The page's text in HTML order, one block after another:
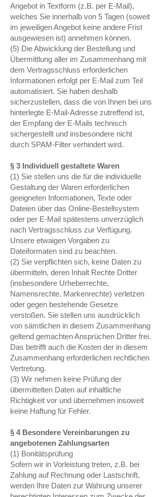
Angebot in Textform (z.B. per E-Mail),
welches Sie innerhalb von 5 Tagen (soweit
im jeweiligen Angebot keine andere Frist
ausgewiesen ist) annehmen können.
(5) Die Abwicklung der Bestellung und
Übermittlung aller im Zusammenhang mit
dem Vertragsschluss erforderlichen
Informationen erfolgt per E-Mail zum Teil
automatisiert. Sie haben deshalb
sicherzustellen, dass die von Ihnen bei uns
hinterlegte E-Mail-Adresse zutreffend ist,
der Empfang der E-Mails technisch
sichergestellt und insbesondere nicht
durch SPAM-Filter verhindert wird.
§ 3 Individuell gestaltete Waren
(1) Sie stellen uns die für die individuelle
Gestaltung der Waren erforderlichen
geeigneten Informationen, Texte oder
Dateien über das Online-Bestellsystem
oder per E-Mail spätestens unverzüglich
nach Vertragsschluss zur Verfügung.
Unsere etwaigen Vorgaben zu
Dateiformaten sind zu beachten.
(2) Sie verpflichten sich, keine Daten zu
übermitteln, deren Inhalt Rechte Dritter
(insbesondere Urheberrechte,
Namensrechte, Markenrechte) verletzen
oder gegen bestehende Gesetze
verstoßen. Sie stellen uns ausdrücklich
von sämtlichen in diesem Zusammenhang
geltend gemachten Ansprüchen Dritter frei.
Das betrifft auch die Kosten der in diesem
Zusammenhang erforderlichen rechtlichen
Vertretung.
(3) Wir nehmen keine Prüfung der
übermittelten Daten auf inhaltliche
Richtigkeit vor und übernehmen insoweit
keine Haftung für Fehler.
§ 4 Besondere Vereinbarungen zu
angebotenen Zahlungsarten
(1) Bonitätsprüfung
Sofern wir in Vorleistung treten, z.B. bei
Zahlung auf Rechnung oder Lastschrift,
werden Ihre Daten zur Wahrung unserer